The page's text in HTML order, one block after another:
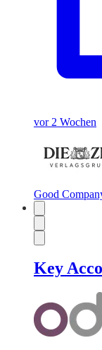
vor 2 Wochen
Good
Key